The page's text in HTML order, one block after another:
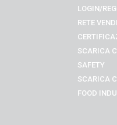
LOGIN/
RETE
SCARICA
SAFETY
SCARICA
FOOD